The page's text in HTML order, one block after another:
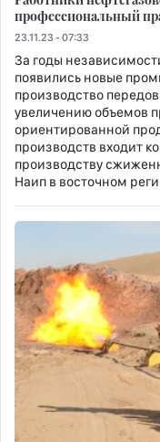
профессиональный
23.11.23 - 07:33
За годы
появились новые
производство
увеличению объемов
ориентированной
производств входит
производству
Наип в восточном